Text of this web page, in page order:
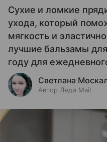
Сухие и ломкие
ухода, который
мягкость и
лучшие бальзамы
году для
Светлана
Автор Леди Mail